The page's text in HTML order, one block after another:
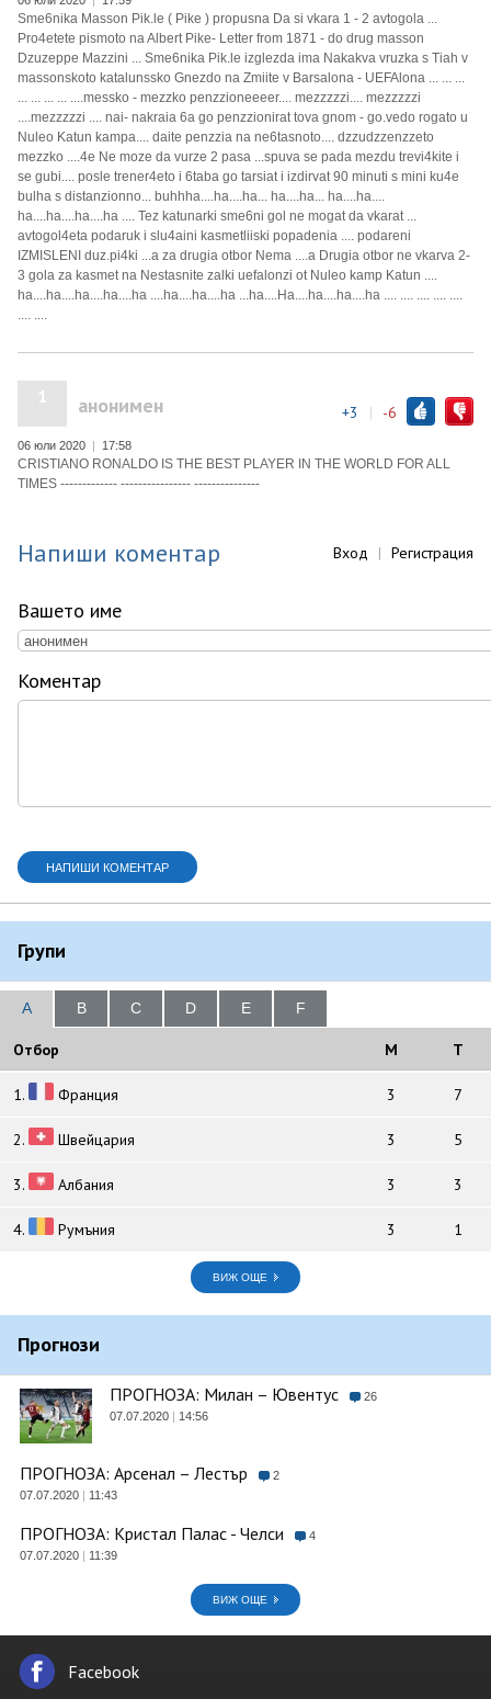
Sme6nika Masson Pik.le ( Pike ) propusna Da si vkara 1 - 2 avtogola ...
Pro4etete pismoto na Albert Pike- Letter from 1871 - do drug masson
Dzuzeppe Mazzini ... Sme6nika Pik.le izglezda ima Nakakva vruzka s Tiah v
massonskoto katalunssko Gnezdo na Zmiite v Barsalona - UEFAlona ... ... ...
... ... ... ... ....messko - mezzko penzzioneeeer.... mezzzzzi.... mezzzzzi
....mezzzzzi .... nai- nakraia 6a go penzzionirat tova gnom - go.vedo rogato u
Nuleo Katun kampa.... daite penzzia na ne6tasnoto.... dzzudzzenzzeto
mezzko ....4e Ne moze da vurze 2 pasa ...spuva se pada mezdu trevi4kite i
se gubi.... posle trener4eto i 6taba go tarsiat i izdirvat 90 minuti s mini ku4e
bulha s distanzionno... buhhha....ha....ha... ha....ha... ha....ha....
ha....ha....ha....ha .... Tez katunarki sme6ni gol ne mogat da vkarat ...
avtogol4eta podaruk i slu4aini kasmetliiski popadenia .... podareni
IZMISLENI duz.pi4ki ...a za drugia otbor Nema ....a Drugia otbor ne vkarva 2-
3 gola za kasmet na Nestasnite zalki uefalonzi ot Nuleo kamp Katun ....
ha....ha....ha....ha....ha ....ha....ha....ha ...ha....Ha....ha....ha....ha .... .... .... .... ....
.... ....
1 анонимен +3 | -6
06 юли 2020 | 17:58
CRISTIANO RONALDO IS THE BEST PLAYER IN THE WORLD FOR ALL
TIMES ------------- ---------------- ---------------
Напиши коментар Вход | Регистрация
Вашето име
Коментар
Групи
A B C D E F
Отбор M T
1. Франция 3 7
2. Швейцария 3 5
3. Албания 3 3
4. Румъния 3 1
ВИЖ ОЩЕ
Прогнози
ПРОГНОЗА: Милан – Ювентус
26
07.07.2020 | 14:56
ПРОГНОЗА: Арсенал – Лестър
2
07.07.2020 | 11:43
ПРОГНОЗА: Кристал Палас - Челси
4
07.07.2020 | 11:39
ВИЖ ОЩЕ
Facebook